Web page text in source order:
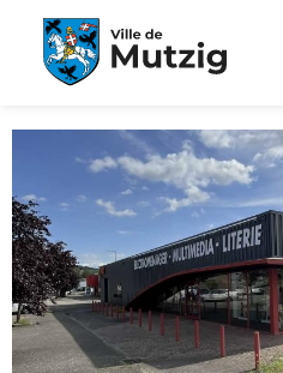
Panneau de gestion des cookies